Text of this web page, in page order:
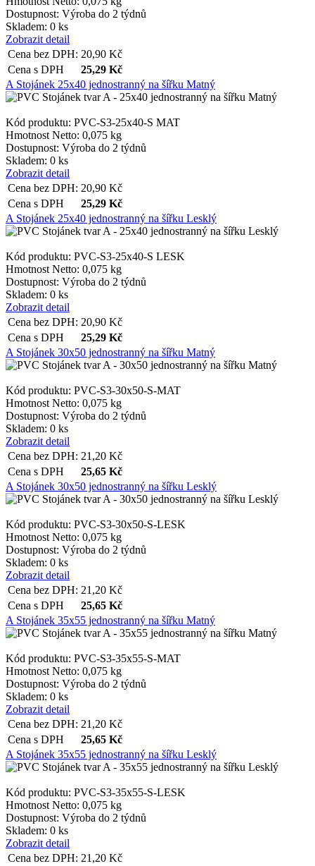
Dostupnost: Výroba do 2 týdnů
Skladem: 0 ks
Zobrazit detail
Cena bez DPH: 20,90 Kč
Cena s DPH
25,29 Kč
A Stojánek 25x40 jednostranný na šířku Matný
Kód produktu: PVC-S3-25x40-S MAT
Hmotnost Netto: 0,075 kg
Dostupnost: Výroba do 2 týdnů
Skladem: 0 ks
Zobrazit detail
Cena bez DPH: 20,90 Kč
Cena s DPH
25,29 Kč
A Stojánek 25x40 jednostranný na šířku Lesklý
Kód produktu: PVC-S3-25x40-S LESK
Hmotnost Netto: 0,075 kg
Dostupnost: Výroba do 2 týdnů
Skladem: 0 ks
Zobrazit detail
Cena bez DPH: 20,90 Kč
Cena s DPH
25,29 Kč
A Stojánek 30x50 jednostranný na šířku Matný
Kód produktu: PVC-S3-30x50-S-MAT
Hmotnost Netto: 0,075 kg
Dostupnost: Výroba do 2 týdnů
Skladem: 0 ks
Zobrazit detail
Cena bez DPH: 21,20 Kč
Cena s DPH
25,65 Kč
A Stojánek 30x50 jednostranný na šířku Lesklý
Kód produktu: PVC-S3-30x50-S-LESK
Hmotnost Netto: 0,075 kg
Dostupnost: Výroba do 2 týdnů
Skladem: 0 ks
Zobrazit detail
Cena bez DPH: 21,20 Kč
Cena s DPH
25,65 Kč
A Stojánek 35x55 jednostranný na šířku Matný
Kód produktu: PVC-S3-35x55-S-MAT
Hmotnost Netto: 0,075 kg
Dostupnost: Výroba do 2 týdnů
Skladem: 0 ks
Zobrazit detail
Cena bez DPH: 21,20 Kč
Cena s DPH
25,65 Kč
A Stojánek 35x55 jednostranný na šířku Lesklý
Kód produktu: PVC-S3-35x55-S-LESK
Hmotnost Netto: 0,075 kg
Dostupnost: Výroba do 2 týdnů
Skladem: 0 ks
Zobrazit detail
Cena bez DPH: 21,20 Kč